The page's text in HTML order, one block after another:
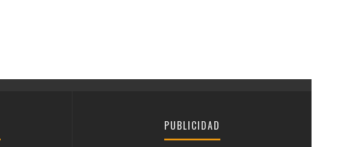
PUBLICIDAD